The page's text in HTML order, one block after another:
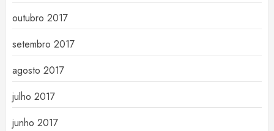
outubro 2017
setembro 2017
agosto 2017
julho 2017
junho 2017